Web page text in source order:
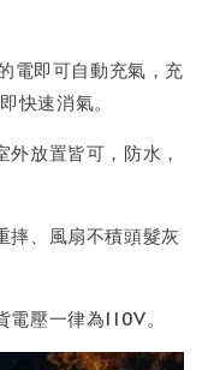
電即可自動充氣，充
快速消氣。
放置皆可，防水，
摔、風扇不積頭髮灰
壓一律為110V。